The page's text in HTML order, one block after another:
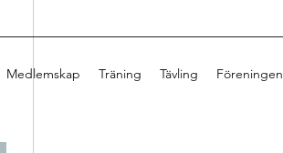
Medlemskap Träning Tävling Föreningen